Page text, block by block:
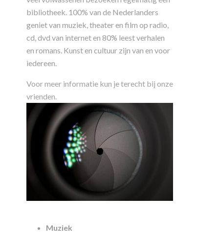
bibliotheek. 100% van de Nederlanders
geniet van muziek, theater en film op radio,
cd, dvd van internet en 80% leest verhalen
en romans. Kunst en cultuur zijn van en voor
iedereen.
Voor meer informatie kun je terecht bij onze
vrienden.
Muziek